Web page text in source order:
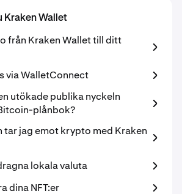
Kraken Wallet
från Kraken Wallet till ditt
via WalletConnect
utökade publika nyckeln
plånbok?
tar jag emot krypto med Kraken
lokala valuta
dina NFT:er